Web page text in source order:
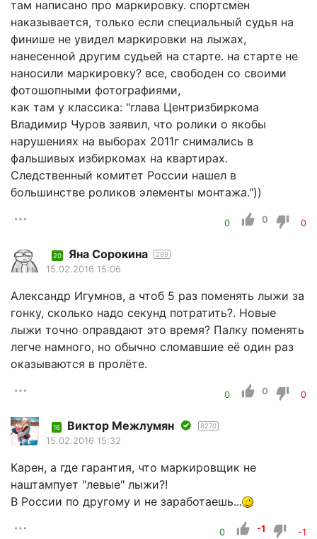
там написано про маркировку. спортсмен
наказывается, только если специальный судья на
финише не увидел маркировки на лыжах,
нанесенной другим судьей на старте. на старте не
наносили маркировку? все, свободен со своими
фотошопными фотографиями,
как там у классика: "глава Центризбиркома
Владимир Чуров заявил, что ролики о якобы
нарушениях на выборах 2011г снимались в
фальшивых избиркомах на квартирах.
Следственный комитет России нашел в
большинстве роликов элементы монтажа."))
0 0 0
20 Яна Сорокина 289
15.02.2016 15:06
Александр Игумнов, а чтоб 5 раз поменять лыжи за
гонку, сколько надо секунд потратить?. Новые
лыжи точно оправдают это время? Палку поменять
легче намного, но обычно сломавшие её один раз
оказываются в пролёте.
0 0 0
16 Виктор Межлумян 8270
15.02.2016 15:32
Карен, а где гарантия, что маркировщик не
наштампует "левые" лыжи?!
В России по другому и не заработаешь...
0 -1 -1